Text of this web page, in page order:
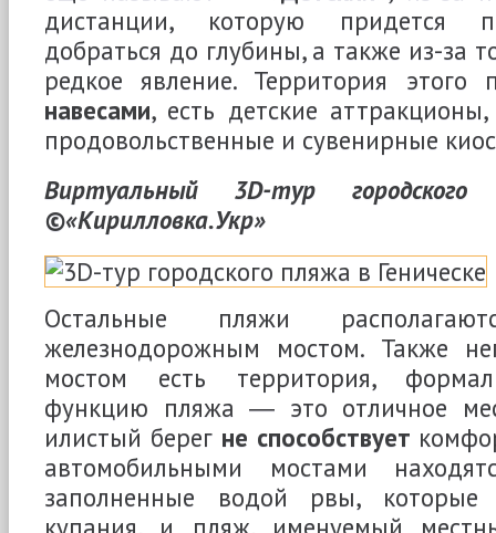
дистанции, которую придется
добраться до глубины, а также из-за
редкое явление. Территория
навесами, есть детские
продовольственные и сувенирные
Виртуальный 3D-тур городского
©«Кирилловка.Укр»
Остальные пляжи
железнодорожным мостом. Также
мостом есть территория,
функцию пляжа ― это отличное
илистый берег не способствует
автомобильными мостами
заполненные водой рвы, которые